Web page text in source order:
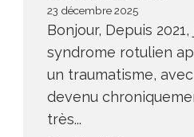
23 décembre 2025
Bonjour, Depuis 2021,
syndrome rotulien
un traumatisme,
devenu
très...